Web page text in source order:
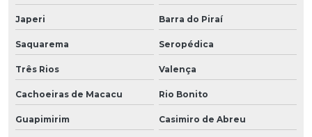
Japeri Barra do Piraí
Saquarema Seropédica
Três Rios Valença
Cachoeiras de Macacu Rio Bonito
Guapimirim Casimiro de Abreu